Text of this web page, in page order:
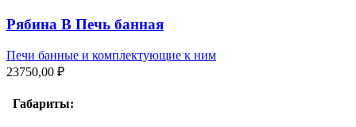
Рябина В Печь банная
Печи банные и комплектующие к ним
23750,00 ₽
Габариты: